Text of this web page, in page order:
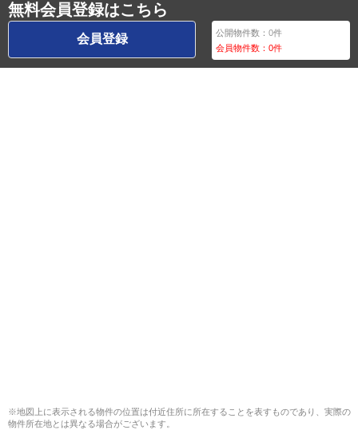
無料会員登録はこちら
会員登録 公開物件数：0件
会員物件数：0件
※地図上に表示される物件の位置は付近住所に所在することを表すものであり、実際の
物件所在地とは異なる場合がございます。